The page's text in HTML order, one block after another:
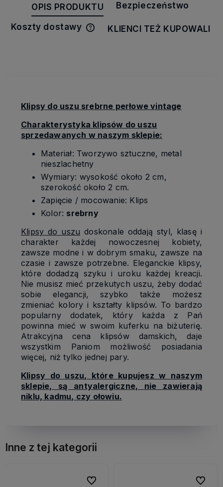
OPIS PRODUKTU Bezpieczeństwo
Koszty dostawy
Cena nie zawiera ewentualnych
KLIENCI TEŻ KUPOWALI
Klipsy do uszu srebrne perłowe vintage
Charakterystyka klipsów do uszu
sprzedawanych w naszym sklepie:
Materiał: Tworzywo sztuczne, metal
nieszlachetny
Wymiary: wysokość około 2 cm,
szerokość około 2 cm.
Zapięcie / mocowanie: Klips
Kolor: srebrny
Klipsy do uszu doskonale oddają styl, klasę i
charakter każdej nowoczesnej kobiety,
zawsze modne i w dobrym smaku, zawsze na
czasie i zawsze potrzebne. Eleganckie klipsy,
które dodadzą szyku i uroku każdej kreacji.
Nie musisz mieć przekutych uszu, żeby dodać
sobie elegancji, szybko także możesz
zmieniać kolory i kształty klipsów. To bardzo
popularny dodatek, który każda z Pań
powinna mieć w swoim kuferku na biżuterię.
Atrakcyjna cena klipsów damskich, daje
wszystkim Paniom możliwość posiadania
więcej, niż tylko jednej pary.
Klipsy do uszu, które kupujesz w naszym
sklepie, są antyalergiczne, nie zawierają
niklu, kadmu, czy ołowiu.
Inne z tej kategorii
Do ulubionych
Do ulubionych Do
Do